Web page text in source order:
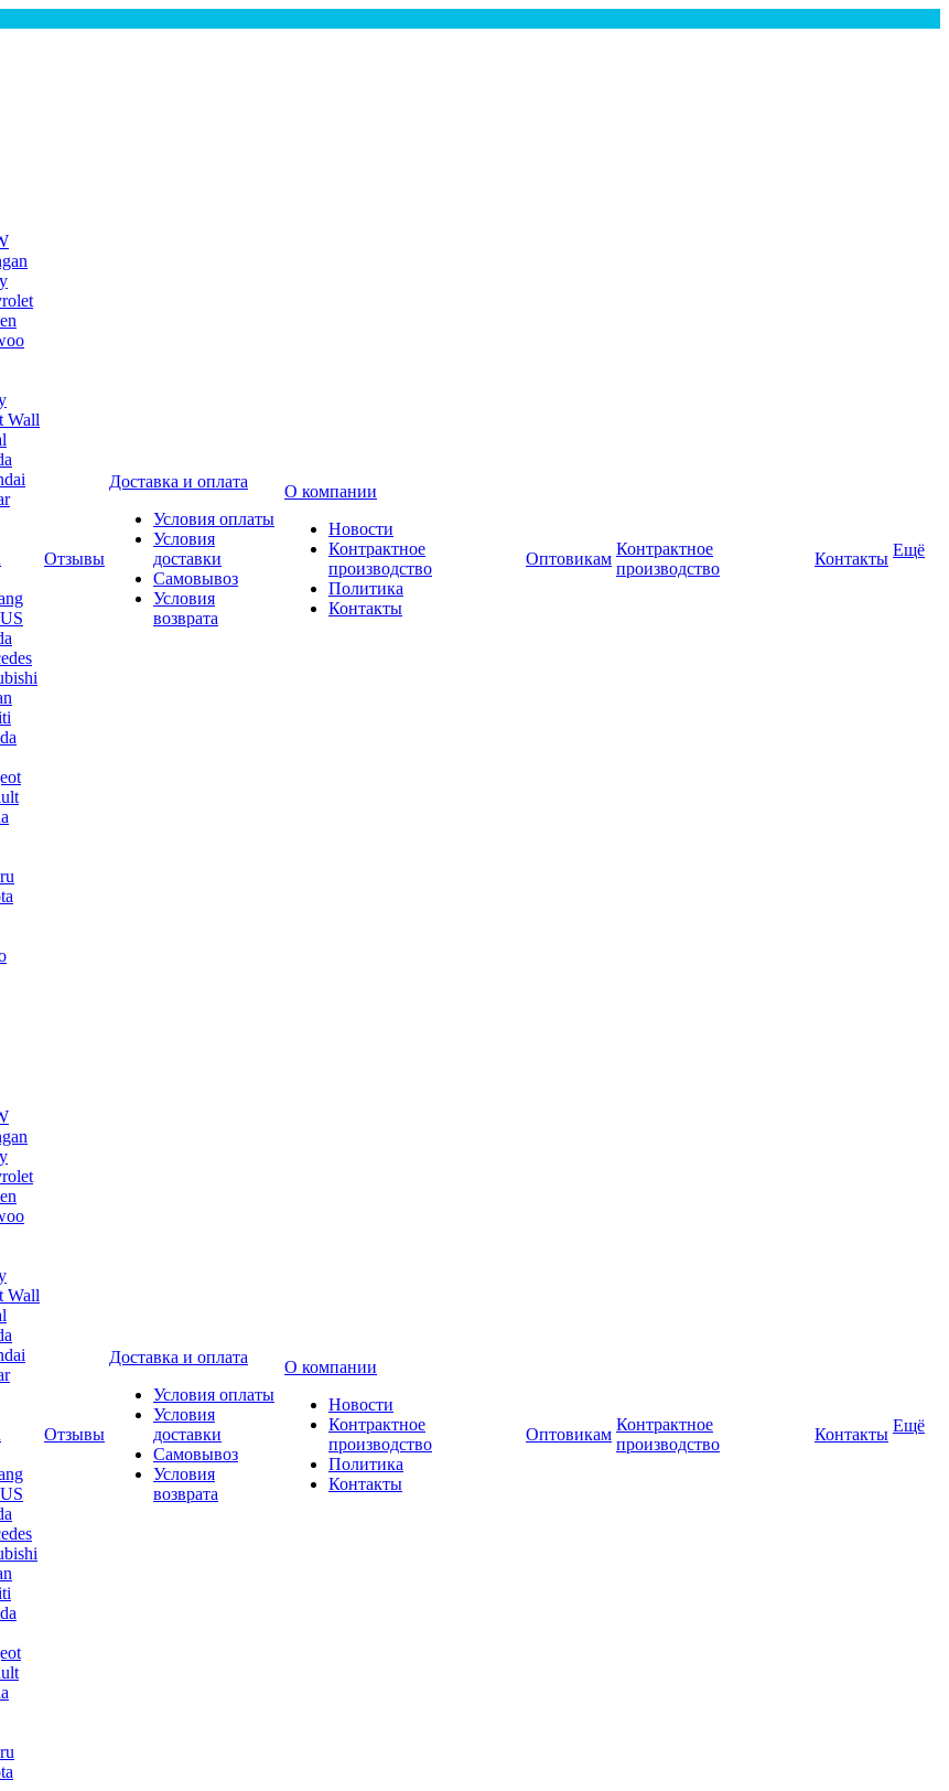
Wall
Отзывы
Доставка и оплата
Условия оплаты
Условия
доставки
Самовывоз
Условия
возврата
О компании
Новости
Контрактное
производство
Политика
Контакты
Оптовикам
Контрактное
производство
Контакты Ещё
Wall
Отзывы
Доставка и оплата
Условия оплаты
Условия
доставки
Самовывоз
Условия
возврата
О компании
Новости
Контрактное
производство
Политика
Контакты
Оптовикам
Контрактное
производство
Контакты Ещё